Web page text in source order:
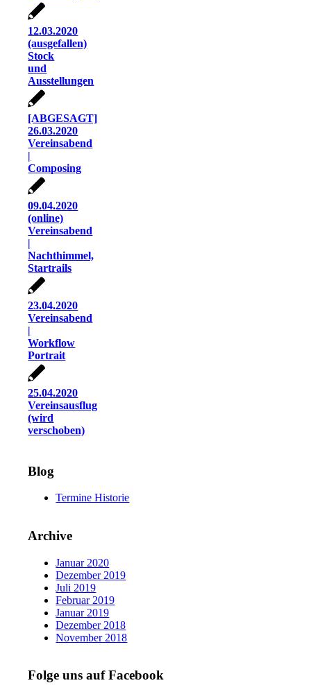
12.03.2020
(ausgefallen)
Stock
und
Ausstellungen
[ABGESAGT]
26.03.2020
Vereinsabend
|
Composing
09.04.2020
(online)
Vereinsabend
|
Nachthimmel,
Startrails
23.04.2020
Vereinsabend
|
Workflow
Portrait
25.04.2020
Vereinsausflug
(wird
verschoben)
Blog
Termine Historie
Archive
Januar 2020
Dezember 2019
Juli 2019
Februar 2019
Januar 2019
Dezember 2018
November 2018
Folge uns auf Facebook